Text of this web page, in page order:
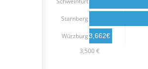
3,500 €
Starnberg
Würzburg3,662€